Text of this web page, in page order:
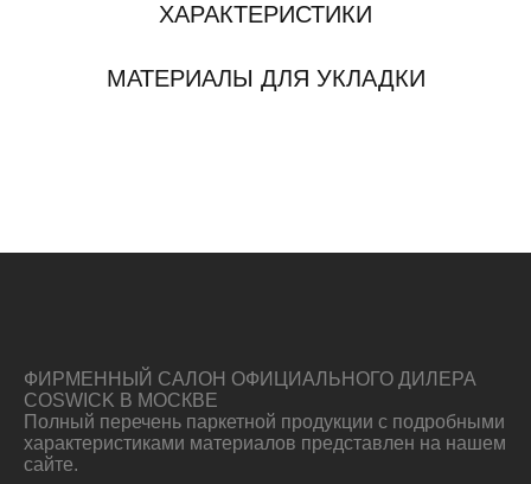
ХАРАКТЕРИСТИКИ
МАТЕРИАЛЫ ДЛЯ УКЛАДКИ
ФИРМЕННЫЙ САЛОН ОФИЦИАЛЬНОГО ДИЛЕРА
COSWICK В МОСКВЕ
Полный перечень паркетной продукции с подробными
характеристиками материалов представлен на нашем
сайте.